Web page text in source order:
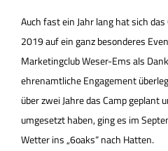
Auch fast ein Jahr lang hat sich
2019 auf ein ganz besonderes
Marketingclub Weser-Ems als
ehrenamtliche Engagement
über zwei Jahre das Camp geplant
umgesetzt haben, ging es im
Wetter ins „6oaks“ nach Hatten.